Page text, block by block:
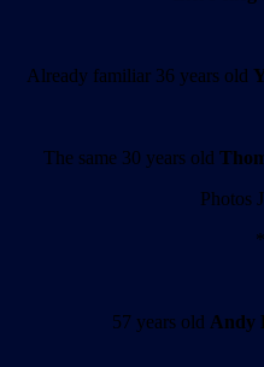
Already familiar 36 years old
The same 30 years old
Photos
57 years old Andy